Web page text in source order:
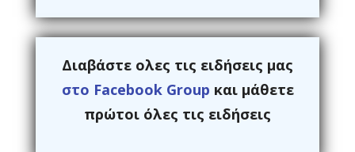
Διαβάστε ολες τις ειδήσεις μας
στο Facebook Group και μάθετε
πρώτοι όλες τις ειδήσεις